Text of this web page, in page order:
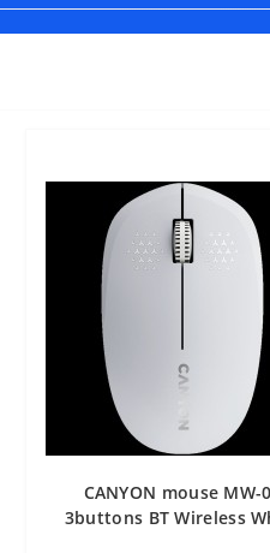
CANYON mouse MW-
3buttons BT Wireless